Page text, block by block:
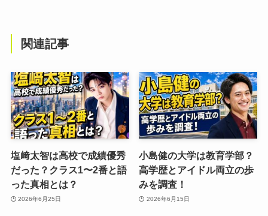
関連記事
塩﨑太智は高校で成績優秀
だった？クラス1〜2番と語
った真相とは？
2026年6月25日
小島健の大学は教育学部？
高学歴とアイドル両立の歩
みを調査！
2026年6月15日